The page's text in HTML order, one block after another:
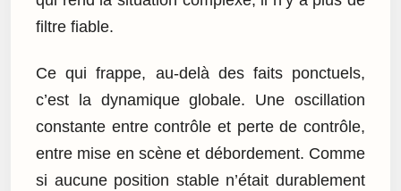
filtre fiable.
Ce qui frappe, au-delà des faits ponctuels,
c’est la dynamique globale. Une oscillation
constante entre contrôle et perte de contrôle,
entre mise en scène et débordement. Comme
si aucune position stable n’était durablement